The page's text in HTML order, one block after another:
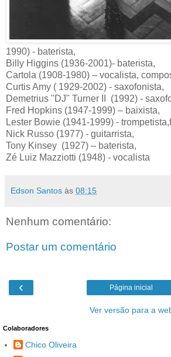
1990) - baterista,
Billy Higgins (1936-2001)- baterista,
Cartola (1908-1980) – vocalista,
Curtis Amy ( 1929-2002) - saxofonista,
Demetrius "DJ" Turner II
(1992) -
Fred Hopkins (1947-1999) – baixista,
Lester Bowie (1941-1999) -
Nick Russo (1977) - guitarrista,
Tony Kinsey (1927) – baterista,
Zé Luiz Mazziotti (1948) - vocalista
Edson Santos às 08:15
Nenhum comentário:
Postar um comentário
‹ Página inicial
Ver versão para a
Colaboradores
Chico Oliveira